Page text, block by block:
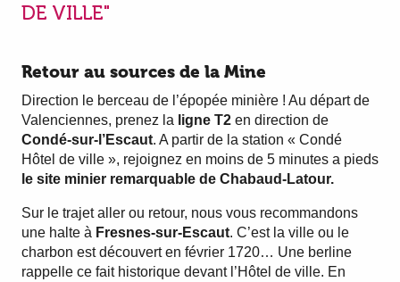
DE VILLE"
Retour au sources de la Mine
Direction le berceau de l’épopée minière ! Au départ de
Valenciennes, prenez la ligne T2 en direction de
Condé-sur-l’Escaut. A partir de la station « Condé
Hôtel de ville », rejoignez en moins de 5 minutes a pieds
le site minier remarquable de Chabaud-Latour.
Sur le trajet aller ou retour, nous vous recommandons
une halte à Fresnes-sur-Escaut. C’est la ville ou le
charbon est découvert en février 1720… Une berline
rappelle ce fait historique devant l’Hôtel de ville. En